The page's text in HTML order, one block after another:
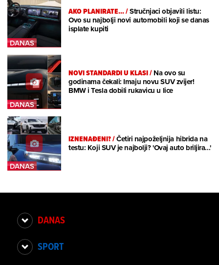
AKO PLANIRATE.../Stručnjaci objavili listu:
Ovo su najbolji novi automobili koji se danas
isplate kupiti
NOVI STANDARDI U KLASI/Na ovo su
godinama čekali: Imaju novu SUV zvijer!
BMW i Tesla dobili rukavicu u lice
IZNENAĐENI?/Četiri najpoželjnija hibrida na
testu: Koji SUV je najbolji? 'Ovaj auto briljira...'
DANAS
SPORT